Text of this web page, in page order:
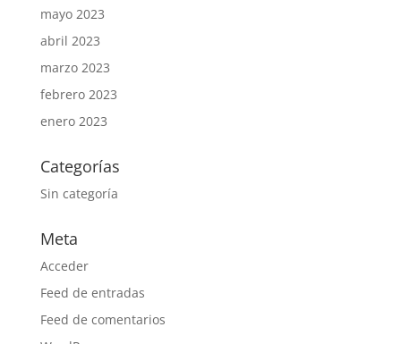
mayo 2023
abril 2023
marzo 2023
febrero 2023
enero 2023
Categorías
Sin categoría
Meta
Acceder
Feed de entradas
Feed de comentarios